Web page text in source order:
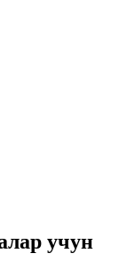
учун